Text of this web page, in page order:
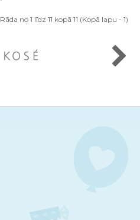
Rāda no 1 līdz 11 kopā 11 (Kopā lapu - 1)